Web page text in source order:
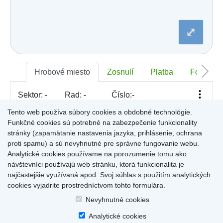
Dolný Lopašov
Dolný Ohaj
Dubnica nad Váhom
Dulov
Dulova Ves
Dunajská Lužná
Gelnica
Gemerská Hôrka
Gemerská Ves
Hájske
Halič
Hlboké
⤢
Hrobové miesto Zosnulí Platba Foto
Sektor: - Rad: - Číslo:-
Pre zobrazenie informácií kliknite na hrobové miesto na
mape, alebo kliknite na priezvisko a meno zosnulého vo
Výsledky (rozšíreného) vyhľadávania.
Produkty a služby |Citáty|O cintorínoch|
Tento web používa súbory cookies a obdobné technológie.
Funkčné cookies sú potrebné na zabezpečenie funkcionality
stránky (zapamätanie nastavenia jazyka, prihlásenie, ochrana
proti spamu) a sú nevyhnutné pre správne fungovanie webu.
Analytické cookies používame na porozumenie tomu ako
návštevníci používajú web stránku, ktorá funkcionalita je
najčastejšie využívaná apod. Svoj súhlas s použitím analytických
cookies vyjadrite prostredníctvom tohto formulára.
Nevyhnutné cookies
Analytické cookies